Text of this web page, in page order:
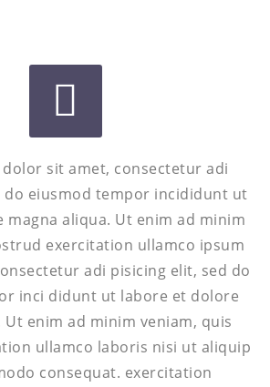


sit amet, consectetur adi
do eiusmod tempor incididunt ut
magna aliqua. Ut enim ad minim
exercitation ullamco ipsum
adi pisicing elit, sed do
inci didunt ut labore et dolore
Ut enim ad minim veniam, quis
ullamco laboris nisi ut aliquip
consequat. exercitation